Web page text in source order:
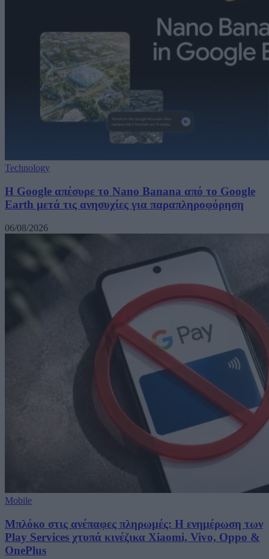
Technology
Η Google απέσυρε το Nano Banana από το Google
Earth μετά τις ανησυχίες για παραπληροφόρηση
06/08/2026
Mobile
Μπλόκο στις ανέπαφες πληρωμές: Η ενημέρωση των
Play Services χτυπά κινέζικα Xiaomi, Vivo, Oppo &
OnePlus